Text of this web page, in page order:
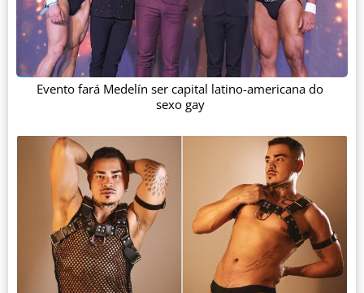
Evento fará Medelín ser capital latino-americana do
sexo gay